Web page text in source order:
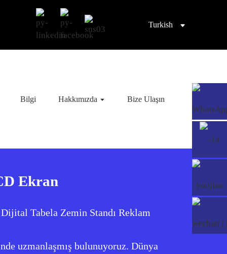
Turkish
Bilgi Hakkımızda Bize Ulaşın
Ekran
Tabela Zemin Standı Reklam
uzmanlaşmış bulunuyoruz. Dünya